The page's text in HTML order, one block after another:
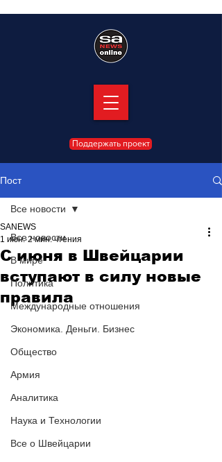
Поддержать проект
Пост
Все новости
В мире
Политика
Международные отношения
Экономика. Деньги. Бизнес
Общество
Армия
Аналитика
Наука и Технологии
Все о Швейцарии
Все новости
С июня в Швейцарии
вступают в силу новые
правила
SANEWS
1 июн. 2 мин. чтения